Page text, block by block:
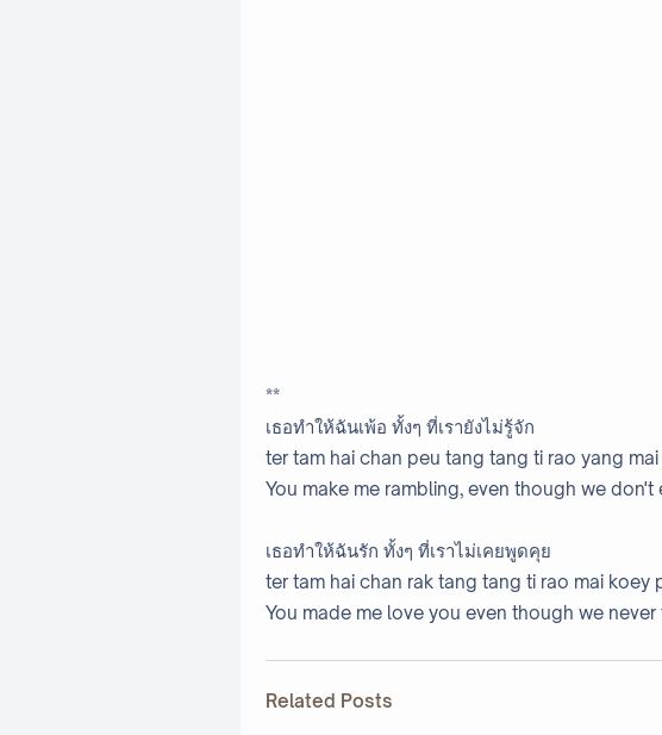
**
เธอทำให้ฉันเพ้อ ทั้งๆ ที่เรายังไม่รู้จัก
ter tam hai chan peu tang tang ti rao yang mai
You make me rambling, even though we
เธอทำให้ฉันรัก ทั้งๆ ที่เราไม่เคยพูดคุย
ter tam hai chan rak tang tang ti rao mai koey
You made me love you even though we never
Related Posts